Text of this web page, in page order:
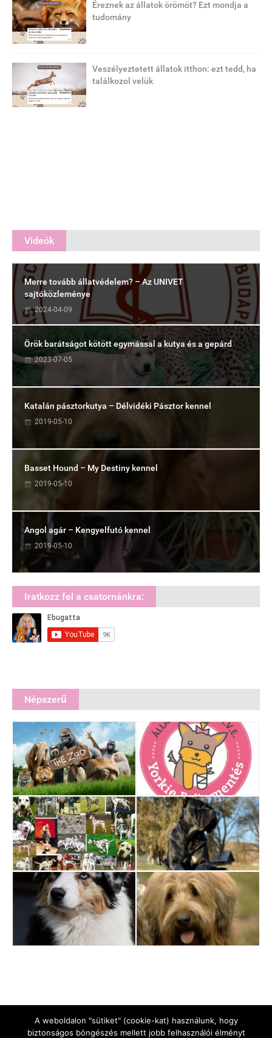
Éreznek az állatok örömöt? Ezt mondja a
tudomány
Veszélyeztetett állatok itthon: ezt tedd, ha
találkozol velük
Videók
Merre tovább állatvédelem? – Az UNIVET
sajtóközleménye
2024-04-09
Örök barátságot kötött egymással a kutya és a gepárd
2023-07-05
Katalán pásztorkutya – Délvidéki Pásztor kennel
2019-05-10
Basset Hound – My Destiny kennel
2019-05-10
Angol agár – Kengyelfutó kennel
2019-05-10
Iratkozz fel a csatornánkra:
Népszerű
A weboldalon "sütiket" (cookie-kat) használunk, hogy
biztonságos böngészés mellett jobb felhasználói élményt